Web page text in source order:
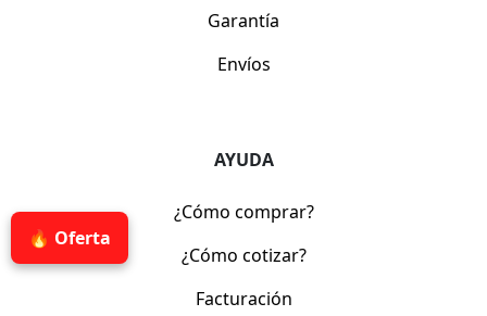
🔥 Oferta
Garantía
Envíos
AYUDA
¿Cómo comprar?
¿Cómo cotizar?
Facturación